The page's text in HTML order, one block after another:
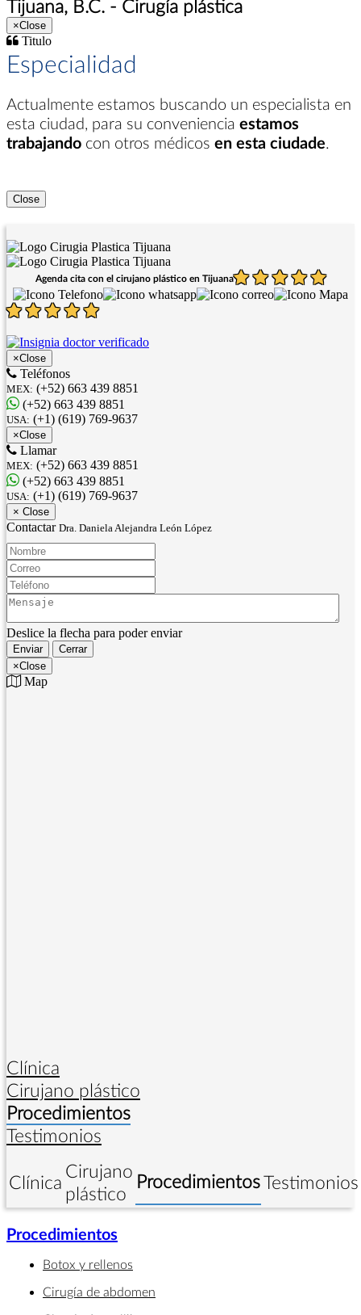
Tijuana, B.C. - Cirugía plástica
×Close
Titulo
Especialidad
Actualmente estamos buscando un especialista en
esta ciudad, para su conveniencia estamos
trabajando con otros médicos en esta ciudade.
Close
Agenda cita con el cirujano plástico en Tijuana
×Close
Teléfonos
MEX: (+52) 663 439 8851
(+52) 663 439 8851
USA: (+1) (619) 769-9637
×Close
Llamar
MEX: (+52) 663 439 8851
(+52) 663 439 8851
USA: (+1) (619) 769-9637
× Close
Contactar Dra. Daniela Alejandra León López
Nombre:
Correo:
Teléfono:
Mensaje:
Deslice la flecha para poder enviar
Enviar
Cerrar
×Close
Map
Clínica
Cirujano plástico
Procedimientos
Testimonios
Clínica Cirujano
plástico
ProcedimientosTestimonios
Procedimientos
Botox y rellenos
Cirugía de abdomen